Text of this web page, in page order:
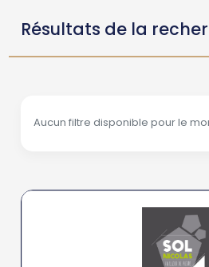
Résultats de la
Aucun filtre disponible pour le